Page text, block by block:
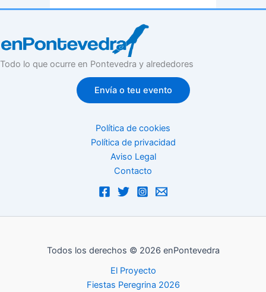
Todo lo que ocurre en Pontevedra y alrededores
Envía o teu evento
Política de cookies
Política de privacidad
Aviso Legal
Contacto
Todos los derechos © 2026 enPontevedra
El Proyecto
Fiestas Peregrina 2026